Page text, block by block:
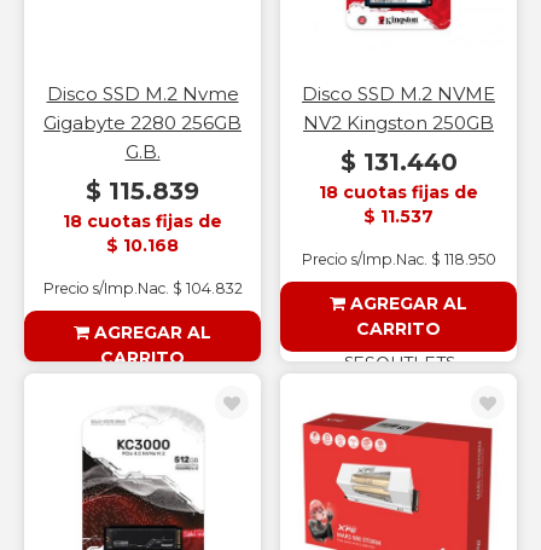
Disco SSD M.2 Nvme
Gigabyte 2280 256GB
G.B.
$ 115.839
18 cuotas fijas de
$ 10.168
Precio s/Imp.Nac. $ 104.832
AGREGAR AL
CARRITO
Disco SSD M.2 NVME
NV2 Kingston 250GB
$ 131.440
18 cuotas fijas de
$ 11.537
Precio s/Imp.Nac. $ 118.950
AGREGAR AL
CARRITO
§ESOUTLET§